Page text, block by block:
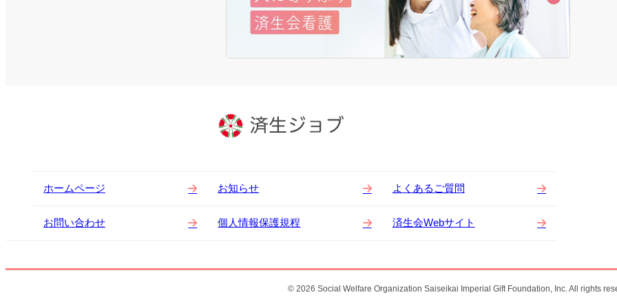
ホームページ お知らせ よくあるご質問
お問い合わせ 個人情報保護規程 済生会Webサイト
© 2026 Social Welfare Organization Saiseikai Imperial Gift Foundation, Inc. All rights